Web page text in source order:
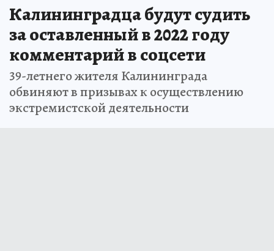
Калининградца будут судить
за оставленный в 2022 году
комментарий в соцсети
39-летнего жителя Калининграда
обвиняют в призывах к осуществлению
экстремистской деятельности